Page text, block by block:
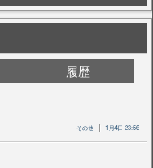
履歴
その他 1月4日 23:56